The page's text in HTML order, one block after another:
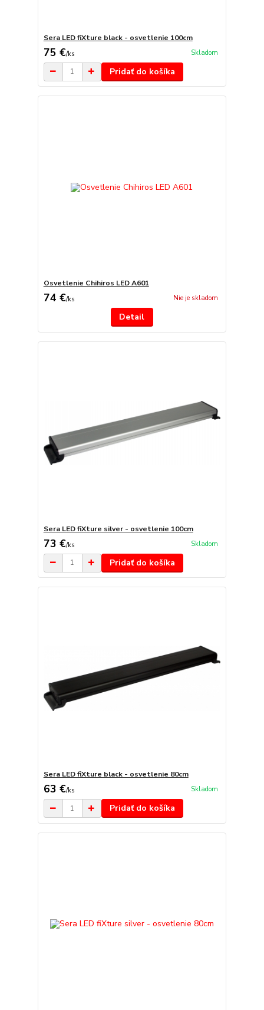
Sera LED fiXture black - osvetlenie 100cm
75 €/ks Skladom
Pridať do košíka
Osvetlenie Chihiros LED A601
74 €/ks Nie je skladom
Detail
Sera LED fiXture silver - osvetlenie 100cm
73 €/ks Skladom
Pridať do košíka
Sera LED fiXture black - osvetlenie 80cm
63 €/ks Skladom
Pridať do košíka